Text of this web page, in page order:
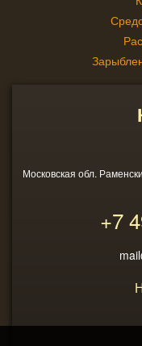
Московская обл.
+7